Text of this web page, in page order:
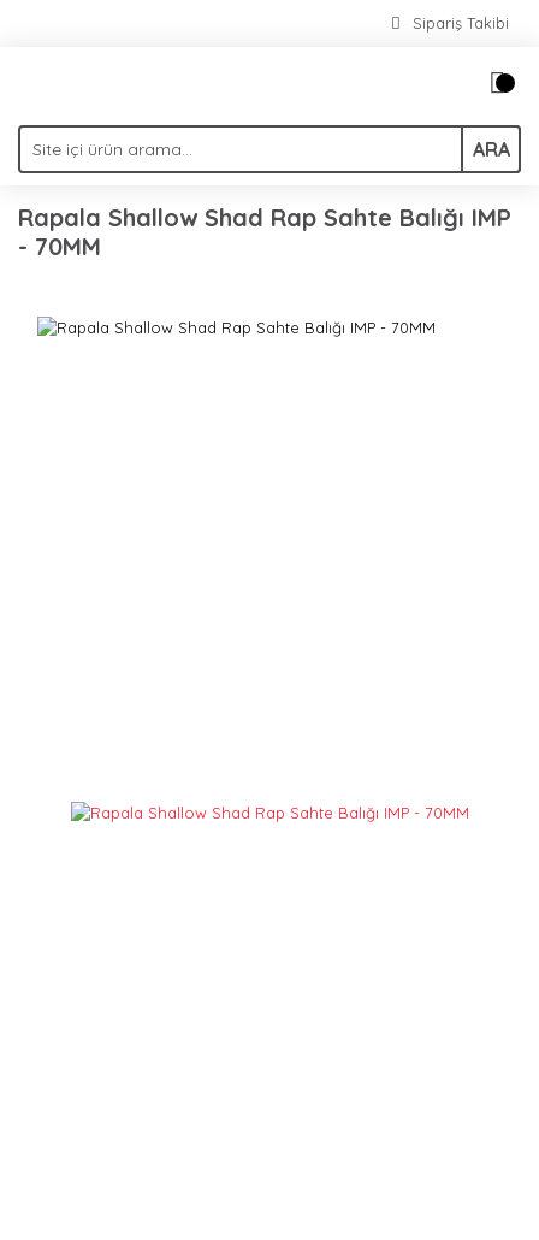
Sipariş Takibi
ARA
Rapala Shallow Shad Rap Sahte Balığı IMP
- 70MM